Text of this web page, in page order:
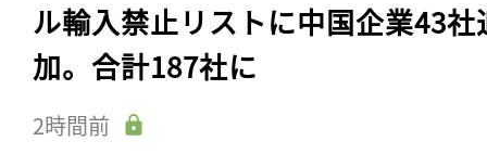
ル輸入禁止リストに中国企業43社
加。合計187社に
2時間前